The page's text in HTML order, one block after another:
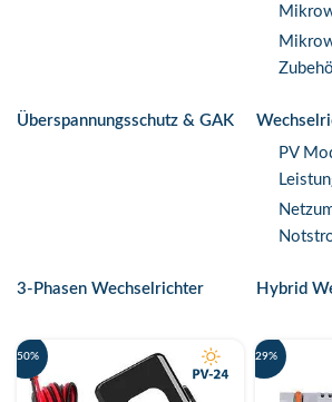
GoodWe Technologies
JA Solar
LONGI
Überspannungsschutz & GAK
PV
3-Phasen Wechselrichter Hybrid
-50% -29%